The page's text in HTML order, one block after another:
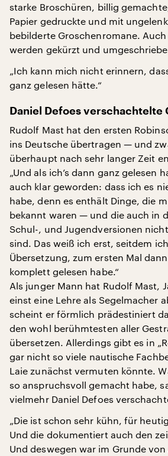
starke Broschüren, billig
Papier gedruckte und mit
bebilderte Groschenromane.
werden gekürzt und
„Ich kann mich nicht erinnern,
ganz gelesen hätte.“
Daniel Defoes verschachtelte
Rudolf Mast hat den ersten
ins Deutsche übertragen — und
überhaupt nach sehr langer Zeit
„Und als ich’s dann ganz gelesen
auch klar geworden: dass ich es
habe, denn es enthält Dinge, die
bekannt waren — und die auch in
Schul-, und Jugendversionen
sind. Das weiß ich erst, seitdem
Übersetzung, zum ersten Mal
komplett gelesen habe.“
Als junger Mann hat Rudolf Mast,
einst eine Lehre als Segelmacher
scheint er förmlich prädestiniert
den wohl berühmtesten aller
übersetzen. Allerdings gibt es in
gar nicht so viele nautische
Laie zunächst vermuten könnte.
so anspruchsvoll gemacht habe,
vielmehr Daniel Defoes
„Die ist schon sehr kühn, für
Und die dokumentiert auch den
Und deswegen war im Grunde